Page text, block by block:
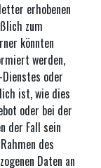
erhobenen
zum
könnten
werden,
oder
ist, wie dies
oder bei der
der Fall sein
des
Daten an